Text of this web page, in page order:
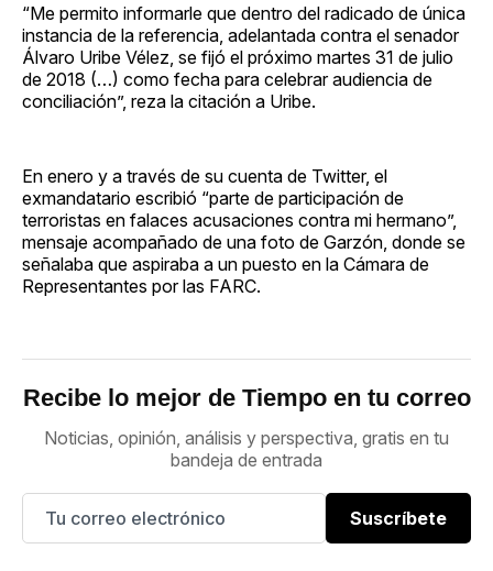
“Me permito informarle que dentro del radicado de única
instancia de la referencia, adelantada contra el senador
Álvaro Uribe Vélez, se fijó el próximo martes 31 de julio
de 2018 (…) como fecha para celebrar audiencia de
conciliación”, reza la citación a Uribe.
En enero y a través de su cuenta de Twitter, el
exmandatario escribió “parte de participación de
terroristas en falaces acusaciones contra mi hermano”,
mensaje acompañado de una foto de Garzón, donde se
señalaba que aspiraba a un puesto en la Cámara de
Representantes por las FARC.
Recibe lo mejor de Tiempo en tu correo
Noticias, opinión, análisis y perspectiva, gratis en tu
bandeja de entrada
Suscríbete